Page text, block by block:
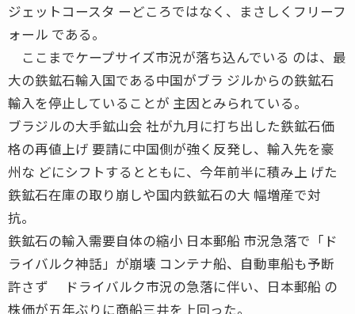
ジェットコースタ ーどころではなく、まさしくフリーフ
ォール である。
ここまでケープサイズ市況が落ち込んでいる のは、最
大の鉄鉱石輸入国である中国がブラ ジルからの鉄鉱石
輸入を停止していることが 主因とみられている。
ブラジルの大手鉱山会 社が九月に打ち出した鉄鉱石価
格の再値上げ 要請に中国側が強く反発し、輸入先を豪
州な どにシフトするとともに、今年前半に積み上 げた
鉄鉱石在庫の取り崩しや国内鉄鉱石の大 幅増産で対
抗。
鉄鉱石の輸入需要自体の縮小 日本郵船 市況急落で「ド
ライバルク神話」が崩壊 コンテナ船、自動車船も予断
許さず ドライバルク市況の急落に伴い、日本郵船 の
株価が五年ぶりに商船三井を上回った。